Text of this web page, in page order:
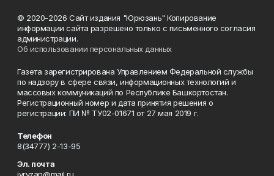
© 2020-2026 Сайт издания "Юрюзань" Копирование
информации сайта разрешено только с письменного согласия
администрации.
Об использовании персональных данных
Газета зарегистрирована Управлением Федеральной службы
по надзору в сфере связи, информационных технологий и
массовых коммуникаций по Республике Башкортостан.
Регистрационный номер и дата принятия решения о
регистрации: ПИ № ТУ02-01671 от 27 мая 2019 г.
Телефон
8(34777) 2-13-95
Эл. почта